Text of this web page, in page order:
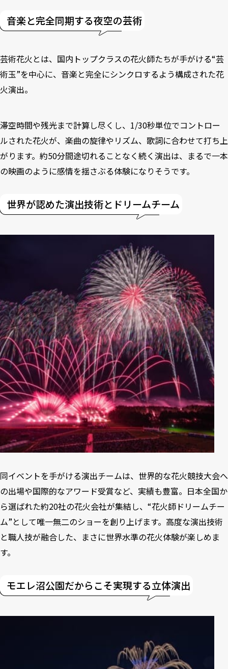
音楽と完全同期する夜空の芸術
芸術花火とは、国内トップクラスの花火師たちが手がける“芸
術玉”を中心に、音楽と完全にシンクロするよう構成された花
火演出。
滞空時間や残光まで計算し尽くし、1/30秒単位でコントロー
ルされた花火が、楽曲の旋律やリズム、歌詞に合わせて打ち上
がります。約50分間途切れることなく続く演出は、まるで一本
の映画のように感情を揺さぶる体験になりそうです。
世界が認めた演出技術とドリームチーム
同イベントを手がける演出チームは、世界的な花火競技大会へ
の出場や国際的なアワード受賞など、実績も豊富。日本全国か
ら選ばれた約20社の花火会社が集結し、“花火師ドリームチー
ム”として唯一無二のショーを創り上げます。高度な演出技術
と職人技が融合した、まさに世界水準の花火体験が楽しめま
す。
モエレ沼公園だからこそ実現する立体演出